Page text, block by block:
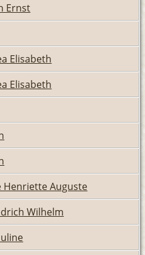
Ernst
Elisabeth
Elisabeth
Henriette Auguste
Wilhelm